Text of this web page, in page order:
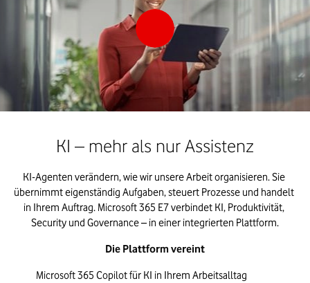
KI – mehr als nur Assistenz
KI-Agenten verändern, wie wir unsere Arbeit organisieren. Sie
übernimmt eigenständig Aufgaben, steuert Prozesse und handelt
in Ihrem Auftrag. Microsoft 365 E7 verbindet KI, Produktivität,
Security und Governance – in einer integrierten Plattform.
Die Plattform vereint
Microsoft 365 Copilot für KI in Ihrem Arbeitsalltag